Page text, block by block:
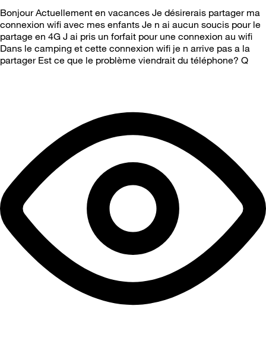
Bonjour Actuellement en vacances Je désirerais partager ma
connexion wifi avec mes enfants Je n ai aucun soucis pour le
partage en 4G J ai pris un forfait pour une connexion au wifi
Dans le camping et cette connexion wifi je n arrive pas a la
partager Est ce que le problème viendrait du téléphone? Q